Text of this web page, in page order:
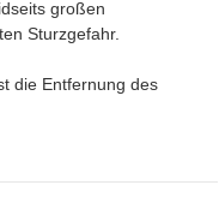
großen
Sturzgefahr.
die Entfernung des